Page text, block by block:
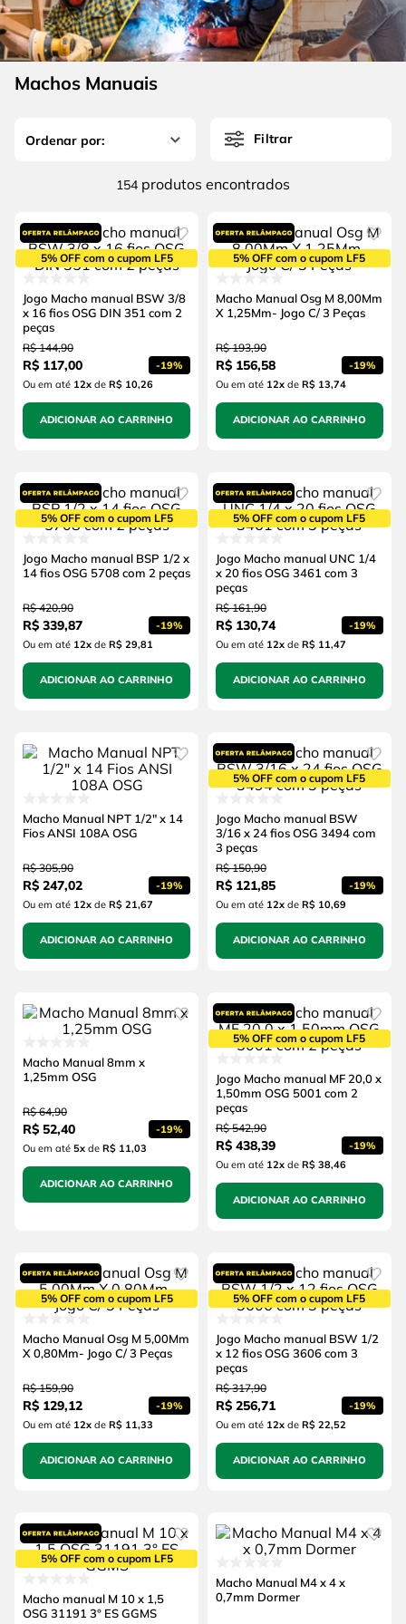
Machos Manuais
Filtrar
154 produtos
5% OFF com o cupom LF5
Jogo Macho manual BSW 3/8
x 16 fios OSG DIN 351 com 2
peças
R$ 144,90
R$ 117,00 -19%
Ou em até 12xde R$ 10,26
ADICIONAR AO CARRINHO
5% OFF com o cupom LF5
Macho Manual Osg M 8,00Mm
X 1,25Mm- Jogo C/ 3 Peças
R$ 193,90
R$ 156,58 -19%
Ou em até 12xde R$ 13,74
ADICIONAR AO CARRINHO
5% OFF com o cupom LF5
Jogo Macho manual BSP 1/2 x
14 fios OSG 5708 com 2 peças
R$ 420,90
R$ 339,87 -19%
Ou em até 12xde R$ 29,81
ADICIONAR AO CARRINHO
5% OFF com o cupom LF5
Jogo Macho manual UNC 1/4
x 20 fios OSG 3461 com 3
peças
R$ 161,90
R$ 130,74 -19%
Ou em até 12xde R$ 11,47
ADICIONAR AO CARRINHO
Macho Manual NPT 1/2" x 14
Fios ANSI 108A OSG
R$ 305,90
R$ 247,02 -19%
Ou em até 12xde R$ 21,67
ADICIONAR AO CARRINHO
5% OFF com o cupom LF5
Jogo Macho manual BSW
3/16 x 24 fios OSG 3494 com
3 peças
R$ 150,90
R$ 121,85 -19%
Ou em até 12xde R$ 10,69
ADICIONAR AO CARRINHO
Macho Manual 8mm x
1,25mm OSG
R$ 64,90
R$ 52,40 -19%
Ou em até 5xde R$ 11,03
ADICIONAR AO CARRINHO
5% OFF com o cupom LF5
Jogo Macho manual MF 20,0 x
1,50mm OSG 5001 com 2
peças
R$ 542,90
R$ 438,39 -19%
Ou em até 12xde R$ 38,46
ADICIONAR AO CARRINHO
5% OFF com o cupom LF5
Macho Manual Osg M 5,00Mm
X 0,80Mm- Jogo C/ 3 Peças
R$ 159,90
R$ 129,12 -19%
Ou em até 12xde R$ 11,33
ADICIONAR AO CARRINHO
5% OFF com o cupom LF5
Jogo Macho manual BSW 1/2
x 12 fios OSG 3606 com 3
peças
R$ 317,90
R$ 256,71 -19%
Ou em até 12xde R$ 22,52
ADICIONAR AO CARRINHO
5% OFF com o cupom LF5
Macho manual M 10 x 1,5
OSG 31191 3° ES GGMS
Macho Manual M4 x 4 x
0,7mm Dormer
6º serra copo
7º luva
8º fio
alicate
4 º escada
5º serra circular
º serra copo
fio
lavadora alta pressão